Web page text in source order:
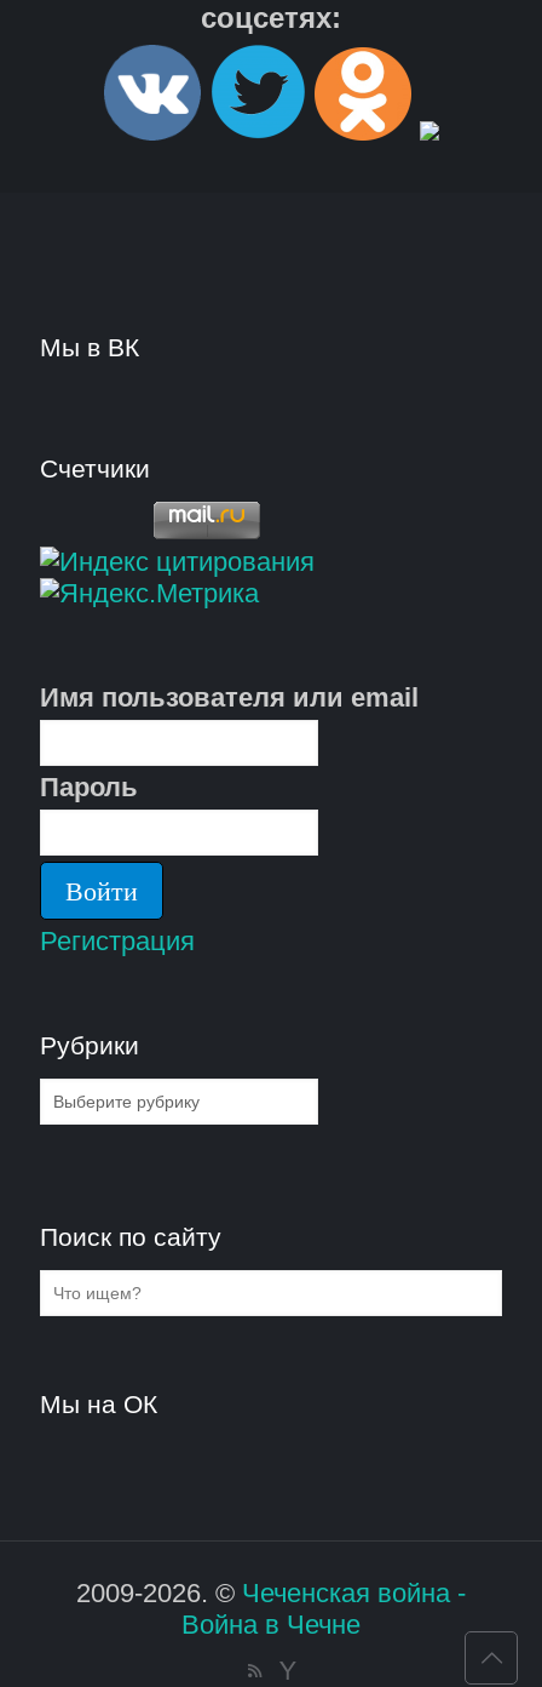
соцсетях:
Мы в ВК
Счетчики
Имя пользователя или email
Пароль
Регистрация
Рубрики
Рубрики
Поиск по сайту
Мы на ОК
2009-2026. © Чеченская война -
Война в Чечне